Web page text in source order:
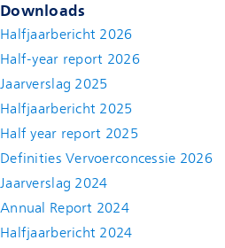
Downloads
Halfjaarbericht 2026
Half-year report 2026
Jaarverslag 2025
Halfjaarbericht 2025
Half year report 2025
Definities Vervoerconcessie 2026
Jaarverslag 2024
Annual Report 2024
Halfjaarbericht 2024